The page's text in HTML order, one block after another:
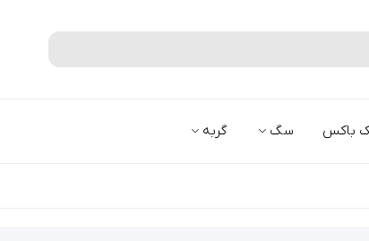
باکس سگ گربه